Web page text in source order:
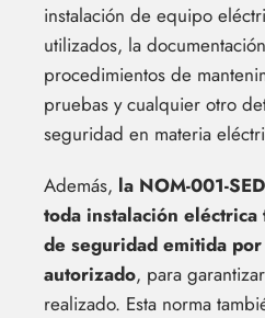
instalación de equipo
utilizados, la
procedimientos de
pruebas y cualquier otro
seguridad en materia
Además, la NOM-001-
toda instalación
de seguridad emitida
autorizado, para
realizado. Esta norma